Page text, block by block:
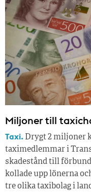
Miljoner till
Taxi. Drygt 2 miljoner
taximedlemmar i
skadestånd till
kollade upp lönerna
tre olika taxibolag i